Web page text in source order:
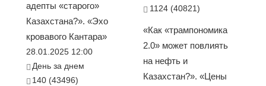
адепты «старого»
Казахстана?». «Эхо
кровавого Кантара»
28.01.2025 12:00
День за днем
140 (43496)
1124 (40821)
«Как «трампономика
2.0» может повлиять
на нефть и
Казахстан?». «Цены